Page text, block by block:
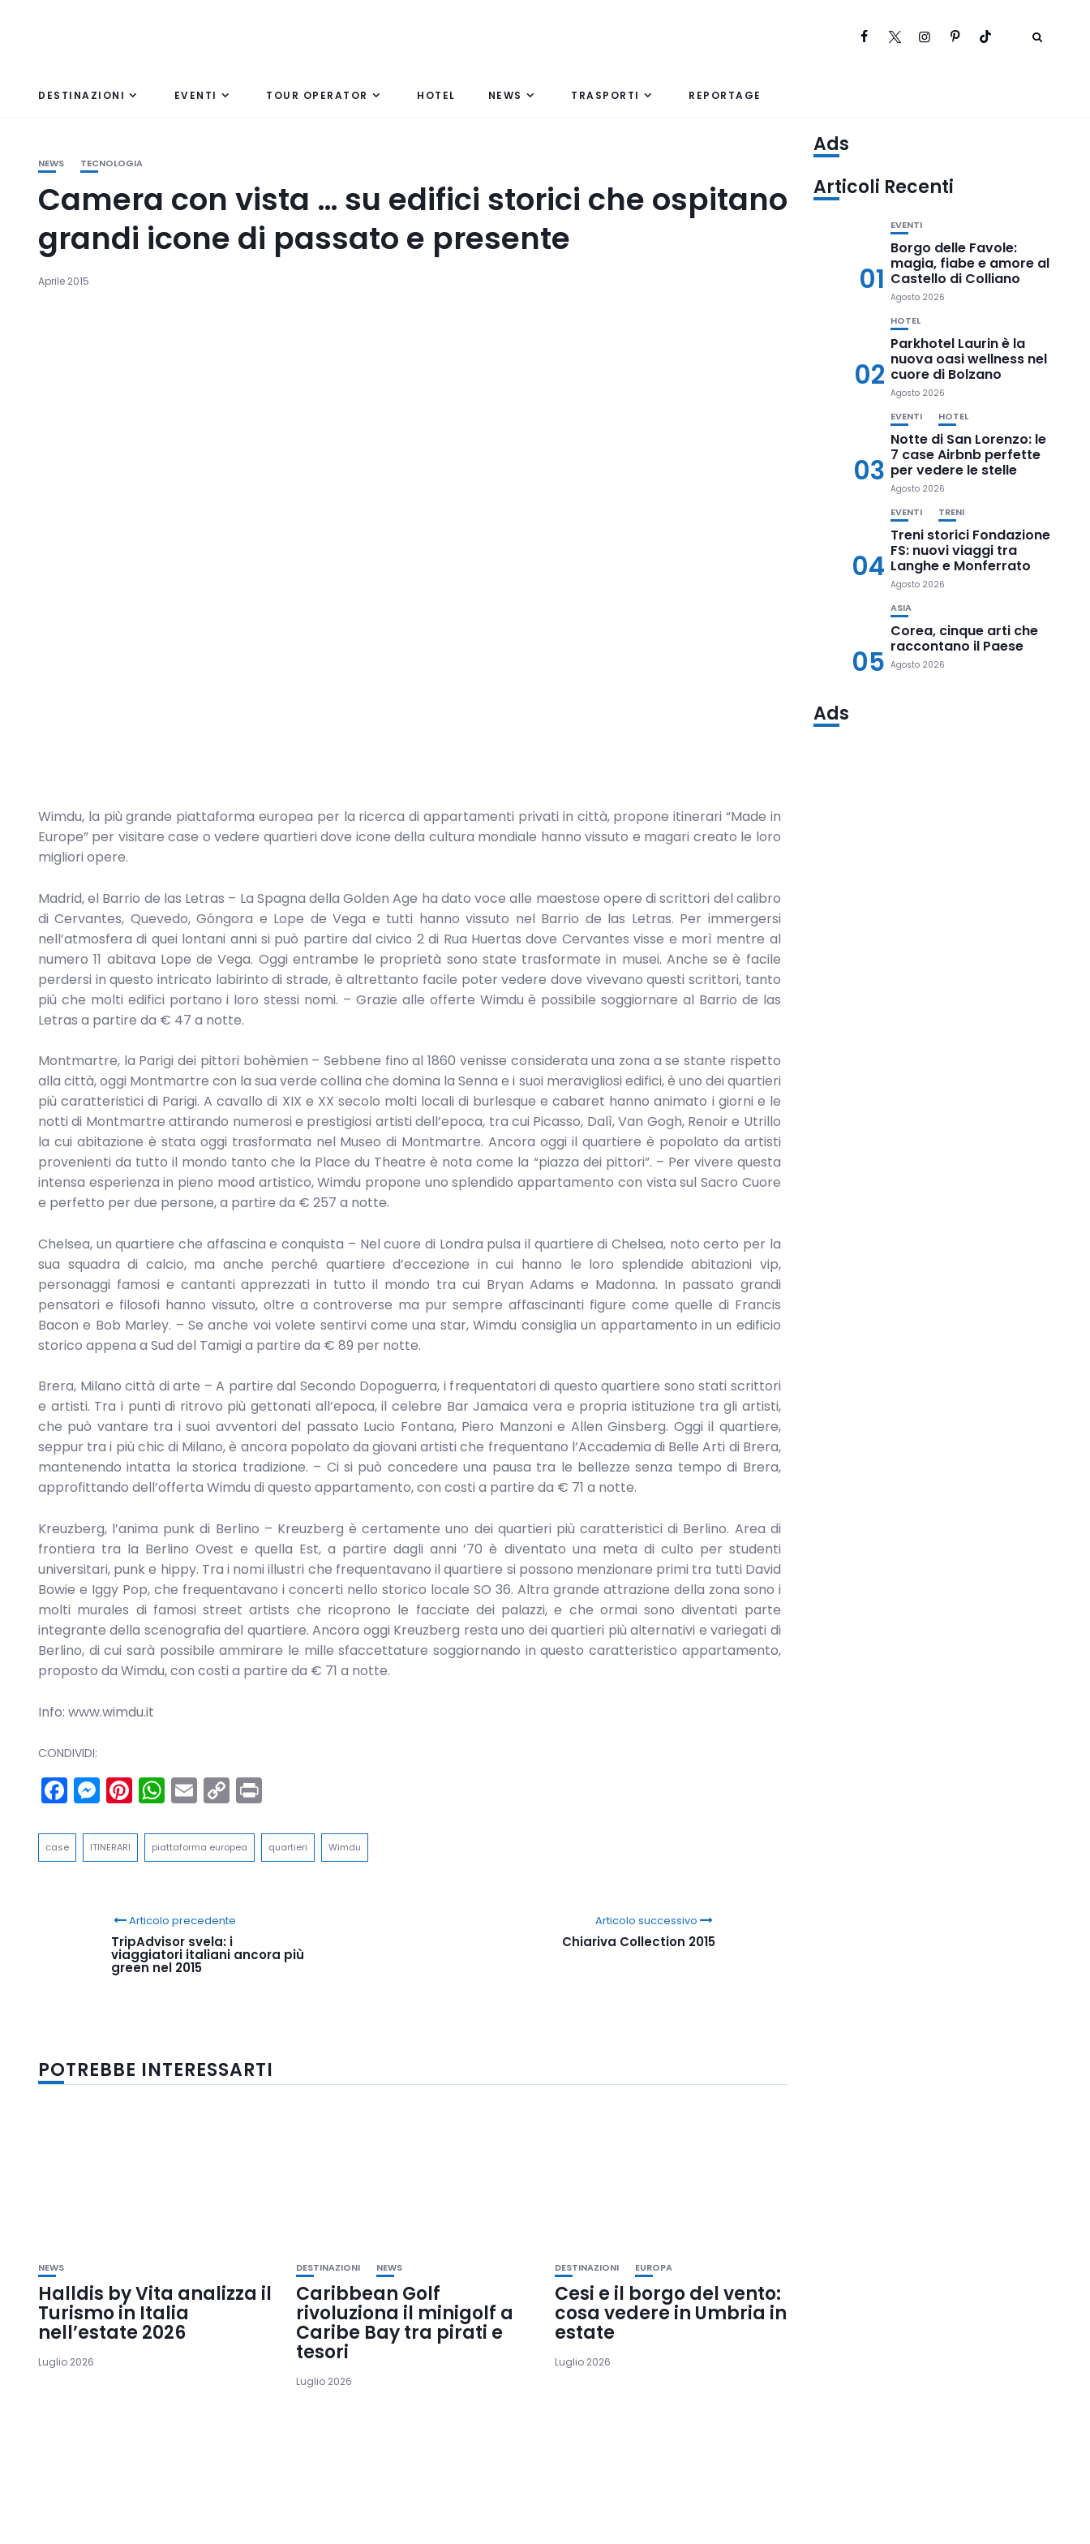
DESTINAZIONI EVENTI TOUR OPERATOR HOTEL NEWS TRASPORTI REPORTAGE
NEWS TECNOLOGIA
Camera con vista … su edifici storici che ospitano
grandi icone di passato e presente
Aprile 2015
Wimdu, la più grande piattaforma europea per la ricerca di appartamenti privati in città, propone itinerari “Made in
Europe” per visitare case o vedere quartieri dove icone della cultura mondiale hanno vissuto e magari creato le loro
migliori opere.
Madrid, el Barrio de las Letras – La Spagna della Golden Age ha dato voce alle maestose opere di scrittori del calibro
di Cervantes, Quevedo, Góngora e Lope de Vega e tutti hanno vissuto nel Barrio de las Letras. Per immergersi
nell’atmosfera di quei lontani anni si può partire dal civico 2 di Rua Huertas dove Cervantes visse e morì mentre al
numero 11 abitava Lope de Vega. Oggi entrambe le proprietà sono state trasformate in musei. Anche se è facile
perdersi in questo intricato labirinto di strade, è altrettanto facile poter vedere dove vivevano questi scrittori, tanto
più che molti edifici portano i loro stessi nomi. – Grazie alle offerte Wimdu è possibile soggiornare al Barrio de las
Letras a partire da € 47 a notte.
Montmartre, la Parigi dei pittori bohèmien – Sebbene fino al 1860 venisse considerata una zona a se stante rispetto
alla città, oggi Montmartre con la sua verde collina che domina la Senna e i suoi meravigliosi edifici, è uno dei quartieri
più caratteristici di Parigi. A cavallo di XIX e XX secolo molti locali di burlesque e cabaret hanno animato i giorni e le
notti di Montmartre attirando numerosi e prestigiosi artisti dell’epoca, tra cui Picasso, Dalì, Van Gogh, Renoir e Utrillo
la cui abitazione è stata oggi trasformata nel Museo di Montmartre. Ancora oggi il quartiere è popolato da artisti
provenienti da tutto il mondo tanto che la Place du Theatre è nota come la “piazza dei pittori”. – Per vivere questa
intensa esperienza in pieno mood artistico, Wimdu propone uno splendido appartamento con vista sul Sacro Cuore
e perfetto per due persone, a partire da € 257 a notte.
Chelsea, un quartiere che affascina e conquista – Nel cuore di Londra pulsa il quartiere di Chelsea, noto certo per la
sua squadra di calcio, ma anche perché quartiere d’eccezione in cui hanno le loro splendide abitazioni vip,
personaggi famosi e cantanti apprezzati in tutto il mondo tra cui Bryan Adams e Madonna. In passato grandi
pensatori e filosofi hanno vissuto, oltre a controverse ma pur sempre affascinanti figure come quelle di Francis
Bacon e Bob Marley. – Se anche voi volete sentirvi come una star, Wimdu consiglia un appartamento in un edificio
storico appena a Sud del Tamigi a partire da € 89 per notte.
Brera, Milano città di arte – A partire dal Secondo Dopoguerra, i frequentatori di questo quartiere sono stati scrittori
e artisti. Tra i punti di ritrovo più gettonati all’epoca, il celebre Bar Jamaica vera e propria istituzione tra gli artisti,
che può vantare tra i suoi avventori del passato Lucio Fontana, Piero Manzoni e Allen Ginsberg. Oggi il quartiere,
seppur tra i più chic di Milano, è ancora popolato da giovani artisti che frequentano l’Accademia di Belle Arti di Brera,
mantenendo intatta la storica tradizione. – Ci si può concedere una pausa tra le bellezze senza tempo di Brera,
approfittando dell’offerta Wimdu di questo appartamento, con costi a partire da € 71 a notte.
Kreuzberg, l’anima punk di Berlino – Kreuzberg è certamente uno dei quartieri più caratteristici di Berlino. Area di
frontiera tra la Berlino Ovest e quella Est, a partire dagli anni ’70 è diventato una meta di culto per studenti
universitari, punk e hippy. Tra i nomi illustri che frequentavano il quartiere si possono menzionare primi tra tutti David
Bowie e Iggy Pop, che frequentavano i concerti nello storico locale SO 36. Altra grande attrazione della zona sono i
molti murales di famosi street artists che ricoprono le facciate dei palazzi, e che ormai sono diventati parte
integrante della scenografia del quartiere. Ancora oggi Kreuzberg resta uno dei quartieri più alternativi e variegati di
Berlino, di cui sarà possibile ammirare le mille sfaccettature soggiornando in questo caratteristico appartamento,
proposto da Wimdu, con costi a partire da € 71 a notte.
Info: www.wimdu.it
CONDIVIDI:
Facebook
Messenger
Pinterest
WhatsApp
Email
Copy
case ITINERARI piattaforma europea quartieri Wimdu
Articolo precedente
TripAdvisor svela: i
viaggiatori italiani ancora più
green nel 2015
Articolo successivo
Chiariva Collection 2015
POTREBBE INTERESSARTI
NEWS
Halldis by Vita analizza il
Turismo in Italia
nell’estate 2026
Luglio 2026
DESTINAZIONI NEWS
Caribbean Golf
rivoluziona il minigolf a
Caribe Bay tra pirati e
tesori
Luglio 2026
DESTINAZIONI EUROPA
Cesi e il borgo del vento:
cosa vedere in Umbria in
estate
Luglio 2026
Ads
Articoli Recenti
01
EVENTI
Borgo delle Favole:
magia, fiabe e amore al
Castello di Colliano
Agosto 2026
02
HOTEL
Parkhotel Laurin è la
nuova oasi wellness nel
cuore di Bolzano
Agosto 2026
03
EVENTI HOTEL
Notte di San Lorenzo: le
7 case Airbnb perfette
per vedere le stelle
Agosto 2026
04
EVENTI TRENI
Treni storici Fondazione
FS: nuovi viaggi tra
Langhe e Monferrato
Agosto 2026
05
ASIA
Corea, cinque arti che
raccontano il Paese
Agosto 2026
Ads